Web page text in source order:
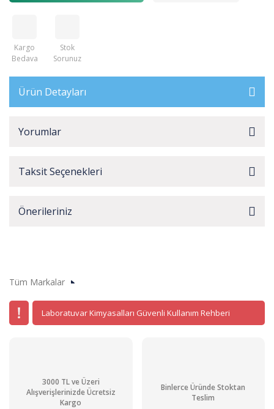
Kargo
Bedava
Stok
Sorunuz
Ürün Detayları
Yorumlar
Taksit Seçenekleri
Önerileriniz
Tüm Markalar
Laboratuvar Kimyasalları Güvenli Kullanım Rehberi
3000 TL ve Üzeri
Alışverişlerinizde Ücretsiz
Kargo
Binlerce Üründe Stoktan
Teslim